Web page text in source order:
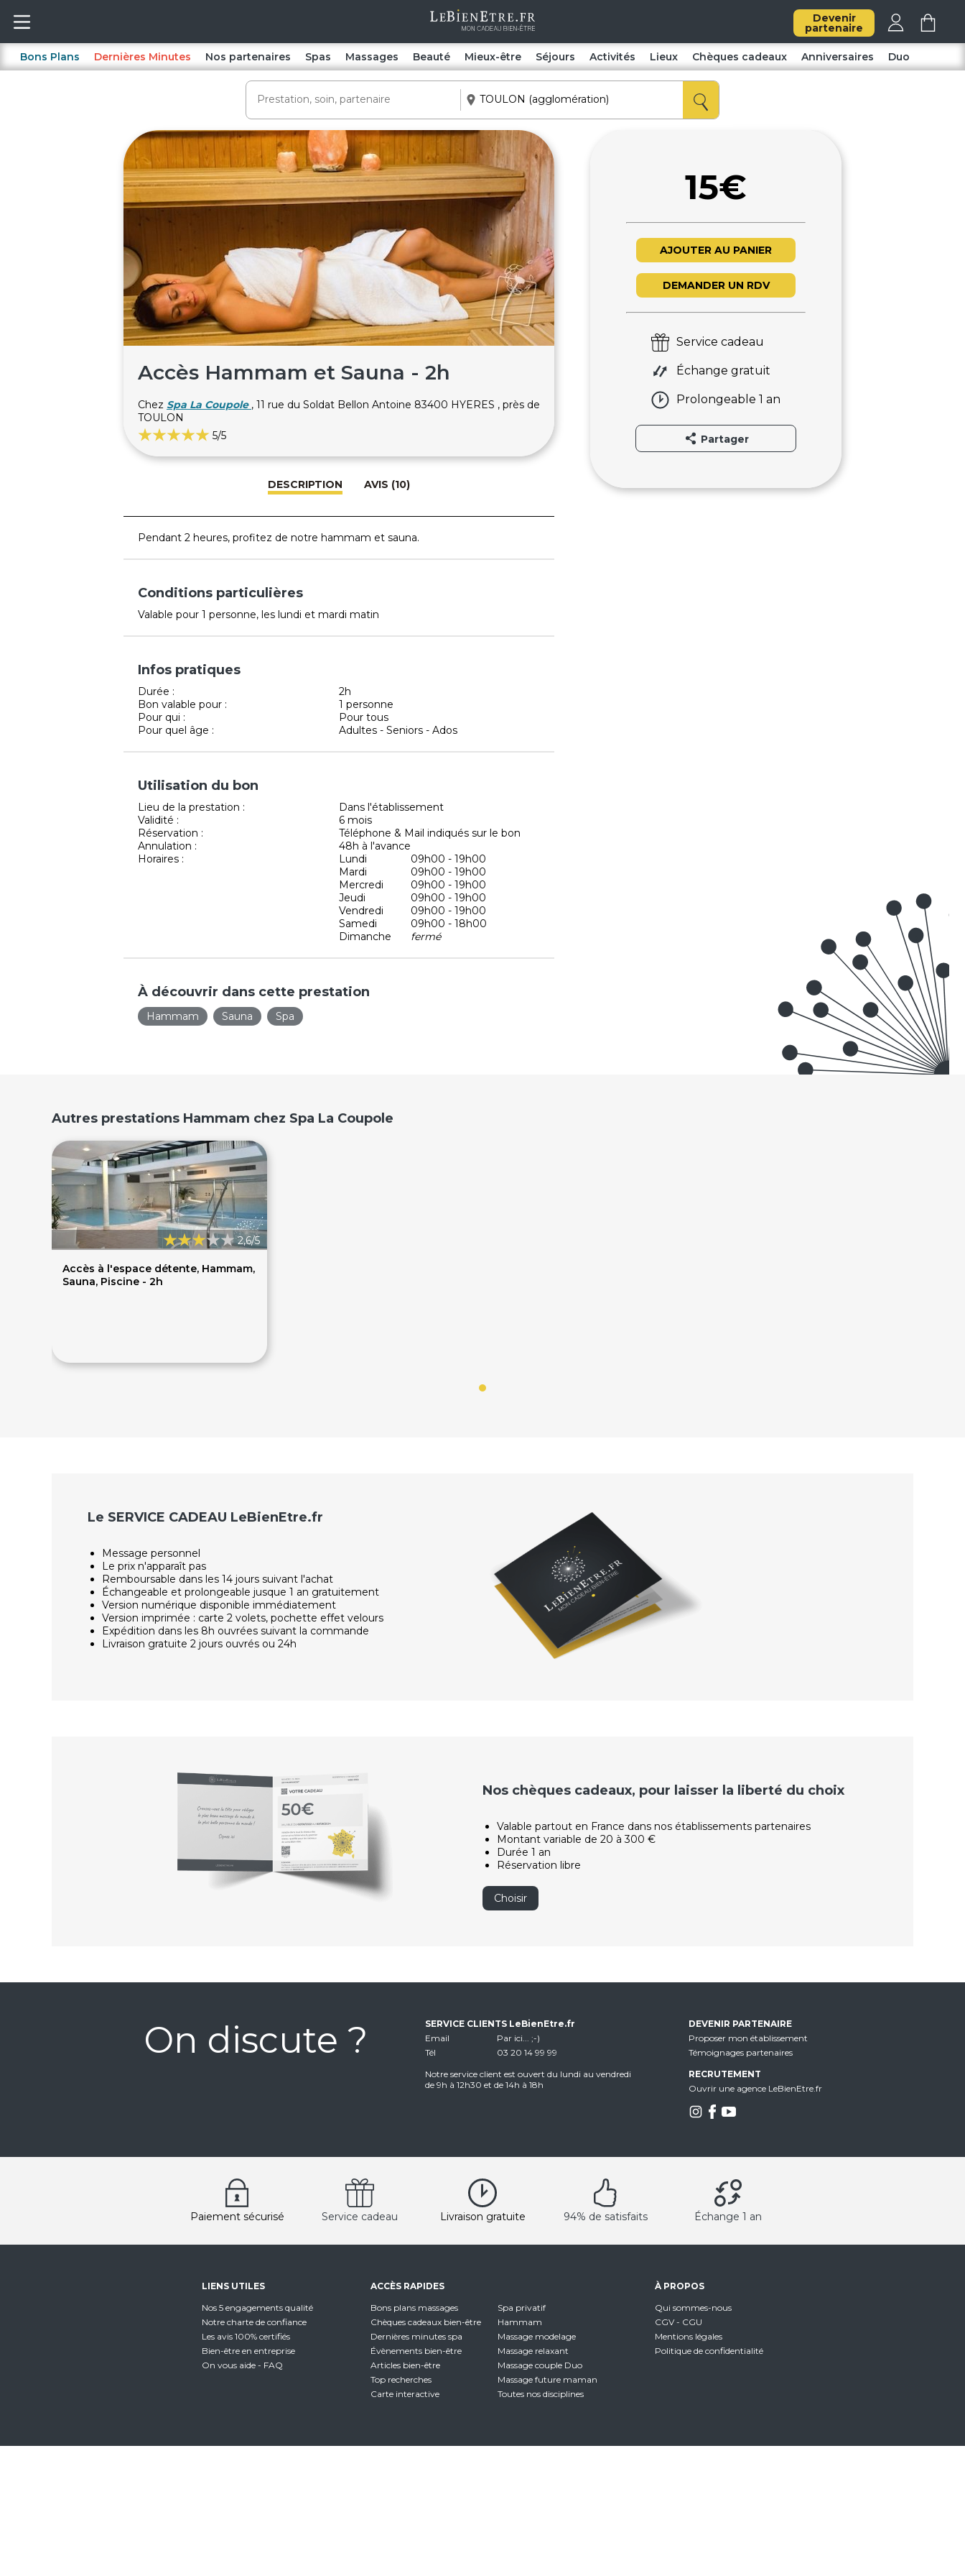
Devenir
partenaire
Bons Plans Dernières Minutes Nos partenaires Spas Massages Beauté Mieux-être Séjours Activités Lieux Chèques cadeaux Anniversaires Duo
Accès Hammam et Sauna - 2h
Chez Spa La Coupole , 11 rue du Soldat Bellon Antoine 83400 HYERES , près de
TOULON
5/5
DESCRIPTION AVIS (10)
Pendant 2 heures, profitez de notre hammam et sauna.
Conditions particulières
Valable pour 1 personne, les lundi et mardi matin
Infos pratiques
Durée :
2h
Bon valable pour :
1 personne
Pour qui :
Pour tous
Pour quel âge :
Adultes - Seniors - Ados
Utilisation du bon
Lieu de la prestation :
Dans l'établissement
Validité :
6 mois
Réservation :
Téléphone & Mail indiqués sur le bon
Annulation :
48h à l'avance
Horaires :
Lundi
09h00 - 19h00
Mardi
09h00 - 19h00
Mercredi
09h00 - 19h00
Jeudi
09h00 - 19h00
Vendredi
09h00 - 19h00
Samedi
09h00 - 18h00
Dimanche
fermé
À découvrir dans cette prestation
Hammam Sauna Spa
15€
AJOUTER AU PANIER
DEMANDER UN RDV
Service cadeau
Échange gratuit
Prolongeable 1 an
Partager
Autres prestations Hammam chez Spa La Coupole
2,6/5
Accès à l'espace détente, Hammam,
Sauna, Piscine - 2h
Le SERVICE CADEAU LeBienEtre.fr
Message personnel
Le prix n'apparaît pas
Remboursable dans les 14 jours suivant l'achat
Échangeable et prolongeable jusque 1 an gratuitement
Version numérique disponible immédiatement
Version imprimée : carte 2 volets, pochette effet velours
Expédition dans les 8h ouvrées suivant la commande
Livraison gratuite 2 jours ouvrés ou 24h
Nos chèques cadeaux, pour laisser la liberté du choix
Valable partout en France dans nos établissements partenaires
Montant variable de 20 à 300 €
Durée 1 an
Réservation libre
Choisir
On discute ?
SERVICE CLIENTS LeBienEtre.fr
Email
Par ici... ;-)
Tél
03 20 14 99 99
Notre service client est ouvert du lundi au vendredi
de 9h à 12h30 et de 14h à 18h
DEVENIR PARTENAIRE
Proposer mon établissement
Témoignages partenaires
RECRUTEMENT
Ouvrir une agence LeBienEtre.fr
Paiement sécurisé Service cadeau Livraison gratuite 94% de satisfaits Échange 1 an
LIENS UTILES
Nos 5 engagements qualité
Notre charte de confiance
Les avis 100% certifiés
Bien-être en entreprise
On vous aide - FAQ
ACCÈS RAPIDES
Bons plans massages
Chèques cadeaux bien-être
Dernières minutes spa
Évènements bien-être
Articles bien-être
Top recherches
Carte interactive
Spa privatif
Hammam
Massage modelage
Massage relaxant
Massage couple Duo
Massage future maman
Toutes nos disciplines
À PROPOS
Qui sommes-nous
CGV - CGU
Mentions légales
Politique de confidentialité